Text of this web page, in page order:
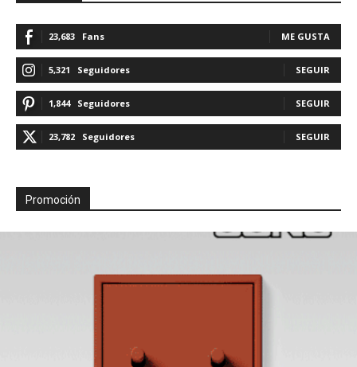
23,683 Fans ME GUSTA
5,321 Seguidores SEGUIR
1,844 Seguidores SEGUIR
23,782 Seguidores SEGUIR
Promoción